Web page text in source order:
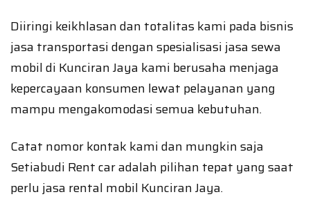
Diiringi keikhlasan dan totalitas kami pada bisnis
jasa transportasi dengan spesialisasi jasa sewa
mobil di Kunciran Jaya kami berusaha menjaga
kepercayaan konsumen lewat pelayanan yang
mampu mengakomodasi semua kebutuhan.
Catat nomor kontak kami dan mungkin saja
Setiabudi Rent car adalah pilihan tepat yang saat
perlu jasa rental mobil Kunciran Jaya.